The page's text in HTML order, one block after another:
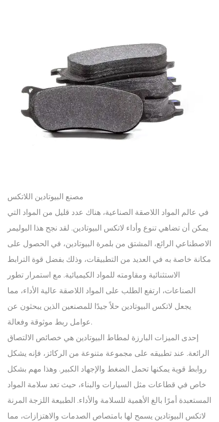
مصنع البيوتادين اللاتكس
في عالم المواد اللاصقة الصناعية، هناك عدد قليل من المواد التي
يمكن أن تضاهي تنوع وأداء لاتكس البيوتادين. لقد نجح هذا البوليمر
الاصطناعي الرائع، المشتق من بلمرة البيوتادين، في الحصول على
مكانة خاصة به في العديد من التطبيقات، وذلك بفضل قوة الترابط
الاستثنائية ومقاومته للمواد الكيميائية. مع استمرار تطور
الصناعات، ارتفع الطلب على المواد اللاصقة عالية الأداء، مما
يجعل لاتكس البيوتادين حلاً جيدًا للمصنعين الذين يبحثون عن
عوامل ربط موثوقة وفعالة.
إحدى الميزات البارزة لمطاط البيوتادين هي خصائص الالتصاق
الرائعة. عند تطبيقه على مجموعة متنوعة من الركائز، فإنه يشكل
روابط قوية يمكنها تحمل الضغط والإجهاد الكبير. وهذا مهم بشكل
خاص في قطاعات مثل السيارات والبناء، حيث تعد سلامة المواد
المستعبدة أمرًا بالغ الأهمية للسلامة والأداء. الطبيعة اللزجة المرنة
لاتكس البيوتادين يسمح لها بامتصاص الصدمات والاهتزازات، مما